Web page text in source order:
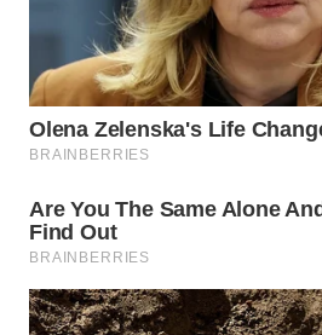
DEPOK
WN
UTARA
WN
SAMOSIR
WN
PADANG